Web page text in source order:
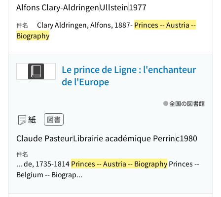
Alfons Clary-AldringenUllstein1977
件名 Clary Aldringen, Alfons, 1887- Princes -- Austria --
Biography
Le prince de Ligne : l'enchanteur
de l'Europe
紙 図書
Claude PasteurLibrairie académique Perrinc1980
全国の図書館
件名
... de, 1735-1814 Princes -- Austria -- Biography Princes --
Belgium -- Biograp...